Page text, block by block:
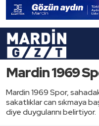
Mar­din 1969
Mardin 1969 Spor,
sakatlıklar can sıkmaya
diye duygularını belirtiyor.